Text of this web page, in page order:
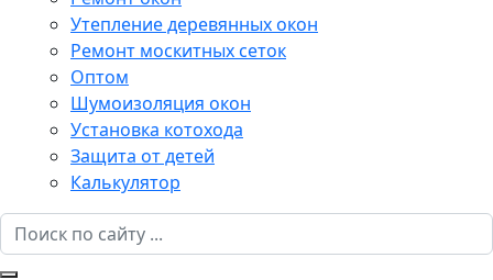
Утепление деревянных окон
Ремонт москитных сеток
Оптом
Шумоизоляция окон
Установка котохода
Защита от детей
Калькулятор